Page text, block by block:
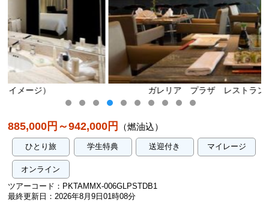
ガレリア プラザ レストラン（イメージ）
885,000円～942,000円 （燃油込）
ひとり旅 学生特典 送迎付き マイレージ
オンライン
ツアーコード：PKTAMMX-006GLPSTDB1
最終更新日：2026年8月9日01時08分